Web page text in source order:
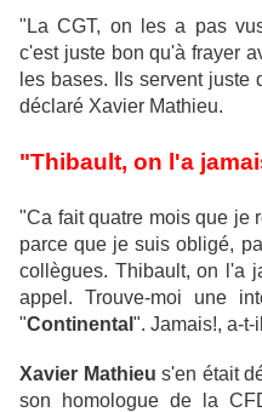
"La CGT, on les a pas
c'est juste bon qu'à frayer
les bases. Ils servent juste
déclaré Xavier Mathieu.
"Thibault, on l'a
"Ca fait quatre mois que je
parce que je suis obligé,
collègues. Thibault, on l'a
appel. Trouve-moi une
"Continental ". Jamais!, a-t-
Xavier Mathieu s'en était
son homologue de la